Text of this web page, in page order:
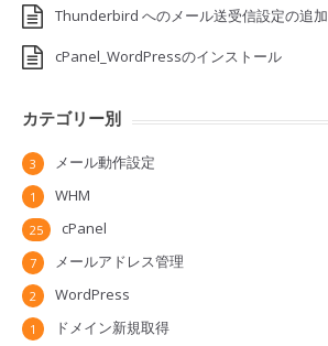
Thunderbird へのメール送受信設定の追加
cPanel_WordPressのインストール
カテゴリー別
メール動作設定
3
WHM
1
cPanel
25
メールアドレス管理
7
WordPress
2
ドメイン新規取得
1